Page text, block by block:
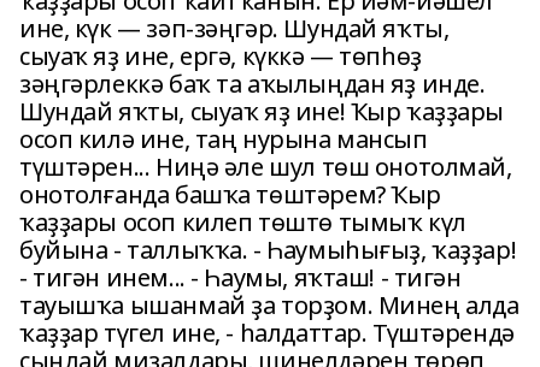
ине, күк — зәп-зәңгәр. Шундай яҡты,
сыуаҡ яҙ ине, ергә, күккә — төпһөҙ
зәңгәрлеккә баҡ та аҡылыңдан яҙ инде.
Шундай яҡты, сыуаҡ яҙ ине! Ҡыр ҡаҙҙары
осоп килә ине, таң нурына мансып
түштәрен... Ниңә әле шул төш онотолмай,
онотолғанда башҡа төштәрем? Ҡыр
ҡаҙҙары осоп килеп төштө тымыҡ күл
буйына - таллыҡҡа. - Һаумыһығыҙ, ҡаҙҙар!
- тигән инем... - Һаумы, яҡташ! - тигән
тауышҡа ышанмай ҙа торҙом. Минең алда
ҡаҙҙар түгел ине, - һалдаттар. Түштәрендә
сыңлай миҙалдары, шинелдәрен төрөп